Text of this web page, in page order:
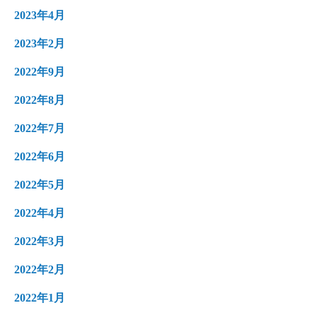
2023年4月
2023年2月
2022年9月
2022年8月
2022年7月
2022年6月
2022年5月
2022年4月
2022年3月
2022年2月
2022年1月